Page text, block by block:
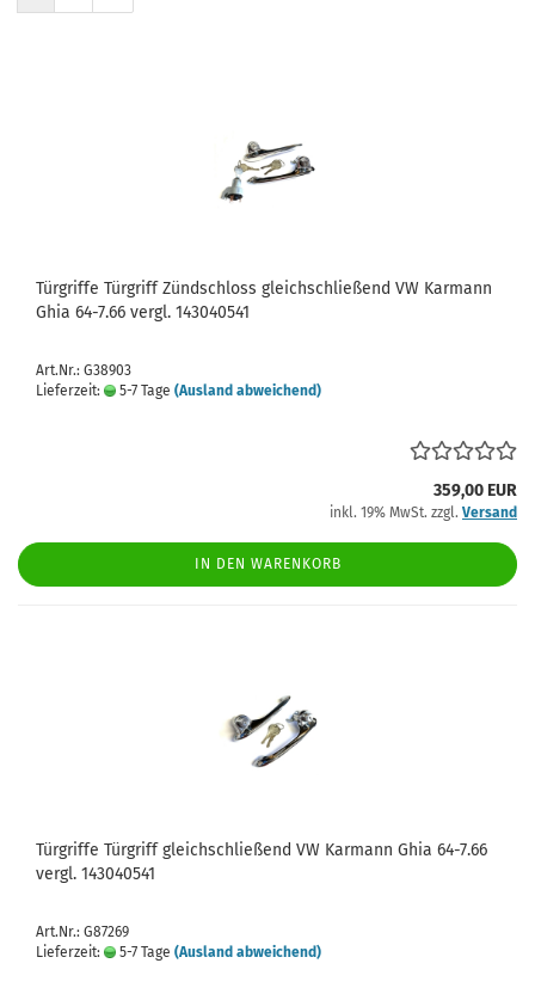
Türgriffe Türgriff Zündschloss gleichschließend VW Karmann
Ghia 64-7.66 vergl. 143040541
Art.Nr.: G38903
Lieferzeit:
5-7 Tage (Ausland abweichend)
359,00 EUR
inkl. 19% MwSt. zzgl. Versand
IN DEN WARENKORB
Türgriffe Türgriff gleichschließend VW Karmann Ghia 64-7.66
vergl. 143040541
Art.Nr.: G87269
Lieferzeit:
5-7 Tage (Ausland abweichend)